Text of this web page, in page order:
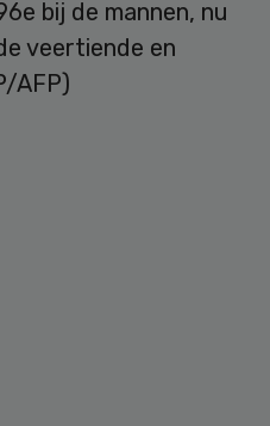
bij de mannen, nu
veertiende en
AFP)